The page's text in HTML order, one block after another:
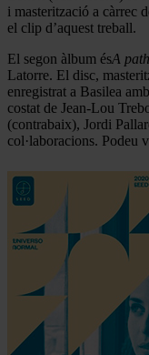
i masterització a càrrec
el clip d’aquest treball.
El segon àlbum ésA
Latorre. El disc,
enregistrat a Basilea
costat de Jean-Lou
(contrabaix), Jordi
col·laboracions. Podeu